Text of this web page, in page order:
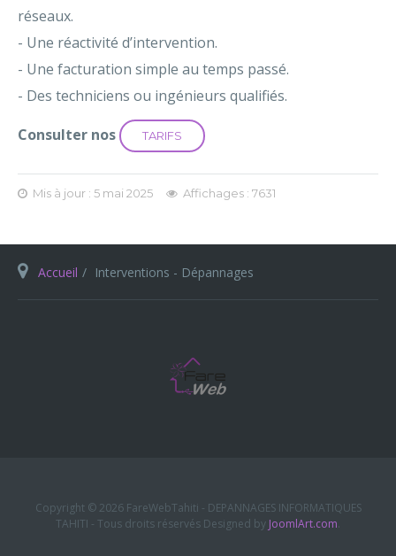
réseaux.
- Une réactivité d’intervention.
- Une facturation simple au temps passé.
- Des techniciens ou ingénieurs qualifiés.
Consulter nos
TARIFS
Mis à jour : 5 mai 2025 Affichages : 7631
Accueil Interventions - Dépannages
Copyright © 2026 FareWebTahiti - DEPANNAGES INFORMATIQUES
TAHITI - Tous droits réservés Designed by JoomlArt.com.